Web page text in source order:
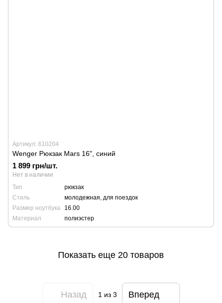
Артикул: 610204
Wenger Рюкзак Mars 16", синий
1 899 грн/шт.
Нет в наличии
Тип
рюкзак
Стиль
молодежная, для поездок
Размер ноутбука
16.00
Материал
полиэстер
Показать еще 20 товаров
Назад 1 из 3 Вперед